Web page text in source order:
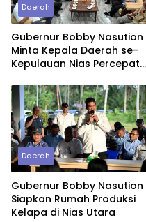
Daerah
Gubernur Bobby Nasution
Minta Kepala Daerah se-
Kepulauan Nias Percepat
Daerah
Gubernur Bobby Nasution
Siapkan Rumah Produksi
Kelapa di Nias Utara